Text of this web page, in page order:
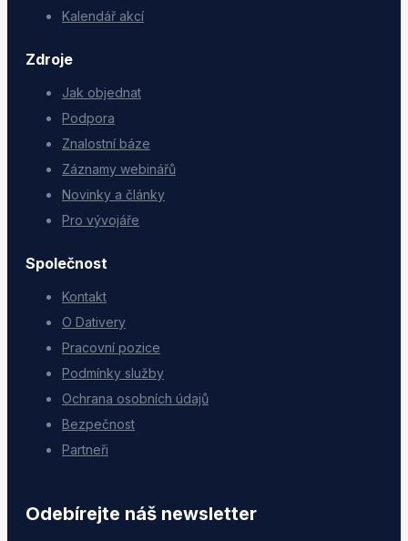
Kalendář akcí
Zdroje
Jak objednat
Podpora
Znalostní báze
Záznamy webinářů
Novinky a články
Pro vývojáře
Společnost
Kontakt
O Dativery
Pracovní pozice
Podmínky služby
Ochrana osobních údajů
Bezpečnost
Partneři
Odebírejte náš newsletter